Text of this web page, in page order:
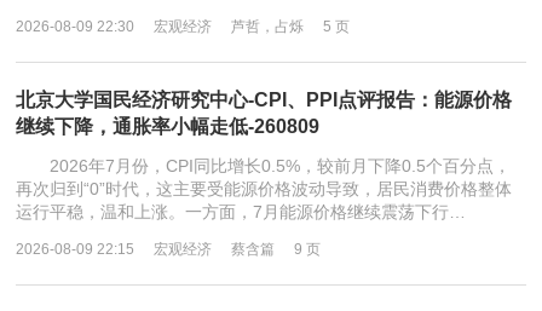
2026-08-09 22:30 宏观经济 芦哲，占烁 5 页
北京大学国民经济研究中心-CPI、PPI点评报告：能源价格
继续下降，通胀率小幅走低-260809
2026年7月份，CPI同比增长0.5%，较前月下降0.5个百分点，
再次归到“0”时代，这主要受能源价格波动导致，居民消费价格整体
运行平稳，温和上涨。一方面，7月能源价格继续震荡下行…
2026-08-09 22:15 宏观经济 蔡含篇 9 页